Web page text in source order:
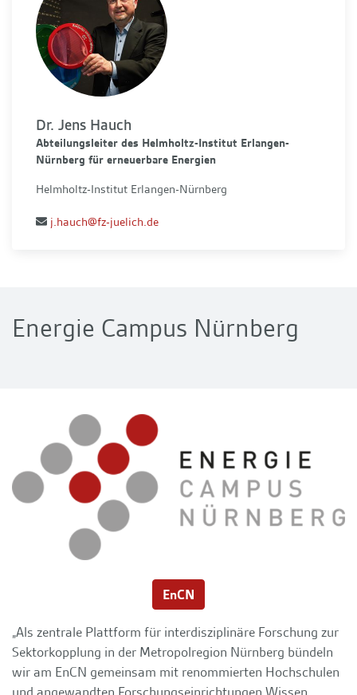
Dr. Jens Hauch
Abteilungsleiter des Helmholtz-Institut Erlangen-
Nürnberg für erneuerbare Energien
Helmholtz-Institut Erlangen-Nürnberg
j.hauch@fz-juelich.de
Energie Campus Nürnberg
EnCN
„Als zentrale Plattform für interdisziplinäre Forschung zur
Sektorkopplung in der Metropolregion Nürnberg bündeln
wir am EnCN gemeinsam mit renommierten Hochschulen